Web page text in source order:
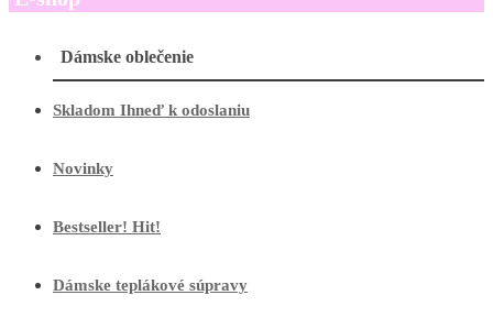
Dámske oblečenie
Skladom Ihneď k odoslaniu
Novinky
Bestseller! Hit!
Dámske teplákové súpravy